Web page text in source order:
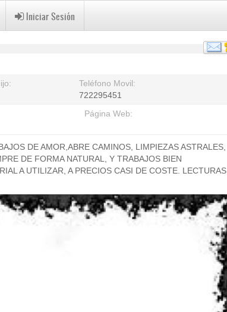
Iniciar Sesión
Teléfono Movil:
722295451
Página Web:
DE AMOR,ABRE CAMINOS, LIMPIEZAS ASTRALES,
DE FORMA NATURAL, Y TRABAJOS BIEN
A UTILIZAR, A PRECIOS CASI DE COSTE. LECTURAS